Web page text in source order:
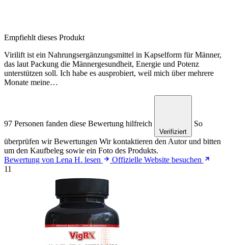
Empfiehlt dieses Produkt
Virilift ist ein Nahrungsergänzungsmittel in Kapselform für Männer,
das laut Packung die Männergesundheit, Energie und Potenz
unterstützen soll. Ich habe es ausprobiert, weil mich über mehrere
Monate meine…
97 Personen fanden diese Bewertung hilfreich
Verifiziert
So
überprüfen wir Bewertungen Wir kontaktieren den Autor und bitten
um den Kaufbeleg sowie ein Foto des Produkts.
Bewertung von Lena H. lesen
Offizielle Website besuchen
11